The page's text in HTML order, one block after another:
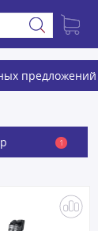
предложений
1